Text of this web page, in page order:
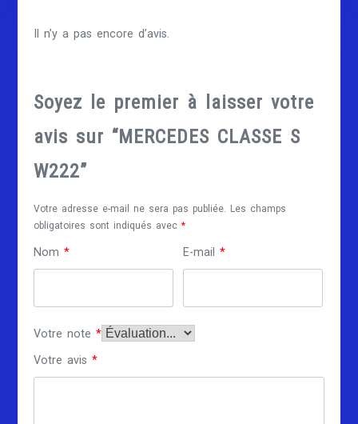
Il n’y a pas encore d’avis.
Soyez le premier à laisser votre
avis sur “MERCEDES CLASSE S
W222”
Votre adresse e-mail ne sera pas publiée. Les champs
obligatoires sont indiqués avec*
Nom* E-mail*
Votre note*
Votre avis*